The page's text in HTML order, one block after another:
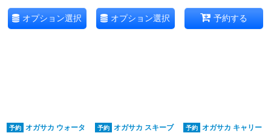
オプション選択 オプション選択 予約する
オガサカ ウォータ
オガサカ スキーブ
オガサカ キャリー